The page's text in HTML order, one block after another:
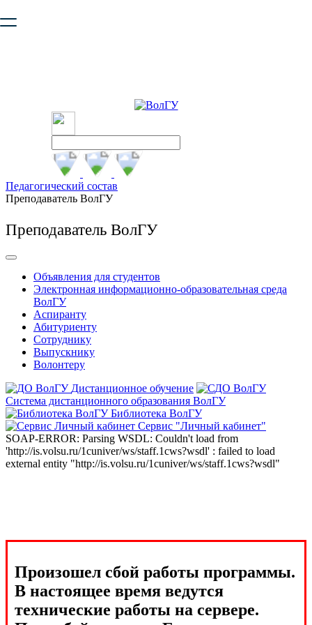
безопасную работу с сайтом. Пожалуйста
Педагогический состав
Преподаватель ВолГУ
Преподаватель ВолГУ
Объявления для студентов
Электронная информационно-образовательная среда
ВолГУ
Аспиранту
Абитуриенту
Сотруднику
Выпускнику
Волонтеру
Дистанционное обучение
Система дистанционного образования ВолГУ
Библиотека ВолГУ
Сервис "Личный кабинет"
SOAP-ERROR: Parsing WSDL: Couldn't load from
'http://is.volsu.ru/1cuniver/ws/staff.1cws?wsdl' : failed to load
external entity "http://is.volsu.ru/1cuniver/ws/staff.1cws?wsdl"
Произошел сбой работы программы.
В настоящее время ведутся
технические работы на сервере.